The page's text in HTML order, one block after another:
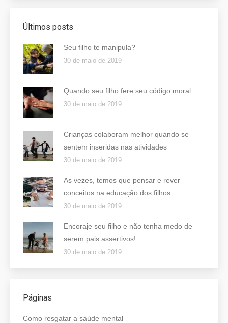
Últimos posts
Seu filho te manipula?
30 de maio de 2019
Quando seu filho fere seu código moral
30 de maio de 2019
Crianças colaboram melhor quando se
sentem inseridas nas atividades
30 de maio de 2019
As vezes, temos que pensar e rever
conceitos na educação dos filhos
30 de maio de 2019
Encoraje seu filho e não tenha medo de
serem pais assertivos!
30 de maio de 2019
Páginas
Como resgatar a saúde mental